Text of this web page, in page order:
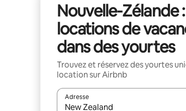
Nouvelle-Zélande :
locations de
dans des yourtes
Trouvez et réservez des yourtes
location sur Airbnb
Adresse
Lorsque les résultats s'affichent,